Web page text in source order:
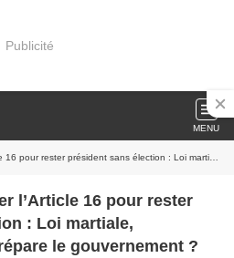
Publicité
MENU
sans élection : Loi martiale, réquisitions… que prépare le gouvernement ?
l’Article 16 pour rester
: Loi martiale,
le gouvernement ?